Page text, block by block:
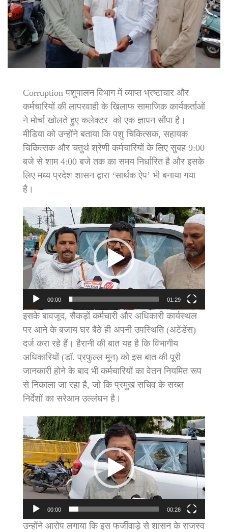
Corruption पशुपालन विभाग में व्याप्त भ्रष्टाचार और
कर्मचारियों की लापरवाही के खिलाफ सामाजिक कार्यकर्ताओं
ने मोर्चा खोलते हुए कलेक्टर को एक ज्ञापन सौंपा है।
मीडिया को उन्होंने बताया कि पशु चिकित्सक, सहायक
चिकित्सक और चतुर्थ श्रेणी कर्मचारियों के लिए सुबह 9:00
बजे से शाम 4:00 बजे तक का समय निर्धारित है और इसके
लिए मध्य प्रदेश शासन द्वारा ‘सार्थक ऐप’ भी बनाया गया
है।
Video
Player
00:00 01:29
इसके बावजूद, सैकड़ों कर्मचारी और अधिकारी कार्यस्थल
पर आने के बजाय घर बैठे ही अपनी उपस्थिति (अटेंडेंस)
दर्ज करा रहे हैं। हैरानी की बात यह है कि विभागीय
अधिकारियों (डॉ. प्रफुल्ल मून) को इस बात की पूरी
जानकारी होने के बाद भी कर्मचारियों का वेतन नियमित रूप
से निकाला जा रहा है, जो कि प्रमुख सचिव के सख्त
निर्देशों का सरेआम उल्लंघन है।
Video
Player
00:00 00:28
उन्होंने आरोप लगाया कि इस फर्जीवाड़े से शासन के राजस्व